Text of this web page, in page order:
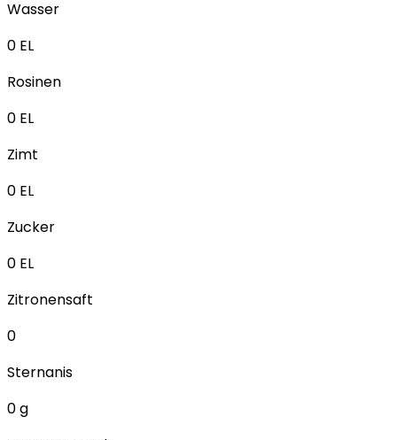
Wasser
0 EL
Rosinen
0 EL
Zimt
0 EL
Zucker
0 EL
Zitronensaft
0
Sternanis
0g